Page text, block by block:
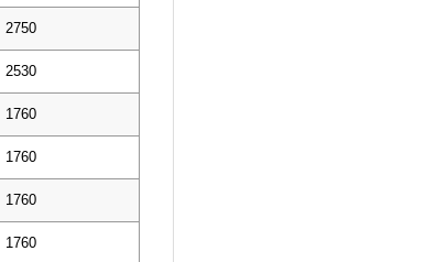
2750
2530
1760
1760
1760
1760